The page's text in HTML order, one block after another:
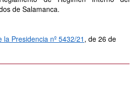
de Salamanca.
la Presidencia nº 5432/21 , de 26 de